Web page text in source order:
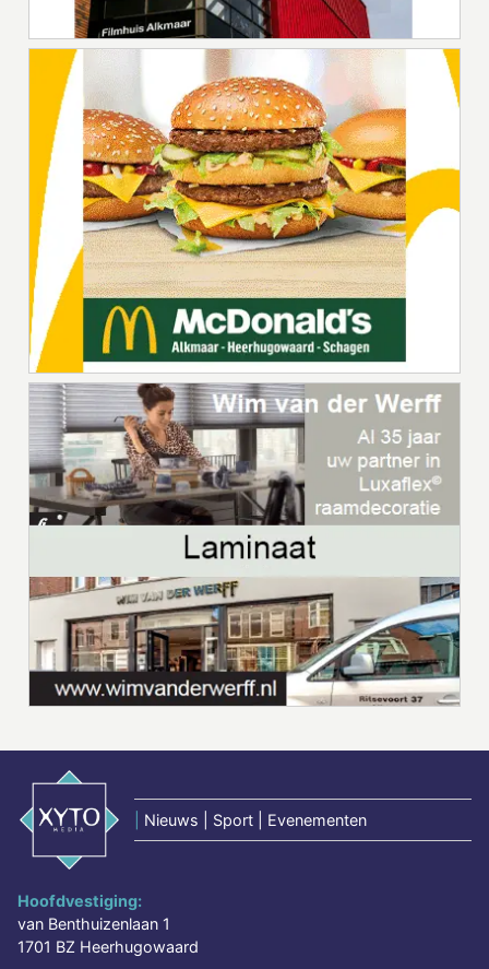
Nieuws | Sport | Evenementen
Hoofdvestiging:
van Benthuizenlaan 1
1701 BZ Heerhugowaard